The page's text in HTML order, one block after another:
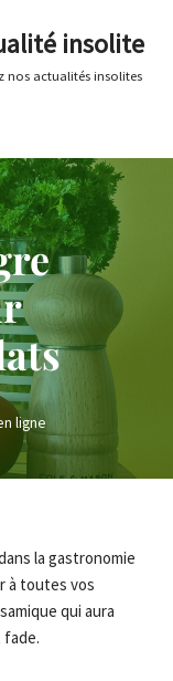
insolite
nos actualités insolites
ligne
la gastronomie
à toutes vos
qui aura
fade.